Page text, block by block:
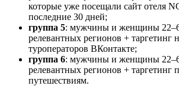
которые уже посещали сайт отеля
последние 30 дней;
группа 5: мужчины и женщины
релевантных регионов + таргетинг
туроператоров ВКонтакте;
группа 6: мужчины и женщины
релевантных регионов + таргетинг
путешествиям.